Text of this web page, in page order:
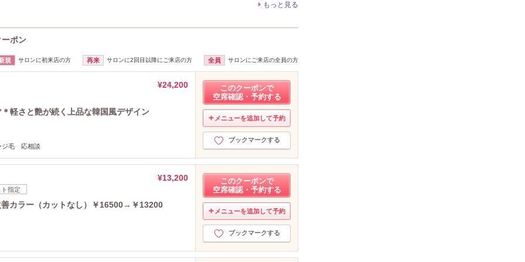
もっと見る
ポン
規 サロンに初来店の方 再来 サロンに2回目以降にご来店の方 全員 サロンにご来店の全員の方
¥24,200
軽さと艶が続く上品な韓国風デザイン
ジ毛 応相談
このクーポンで
空席確認・予約する
メニューを追加して予約
ブックマークする
指定
¥13,200
カラー（カットなし）￥16500→￥13200
このクーポンで
空席確認・予約する
メニューを追加して予約
ブックマークする